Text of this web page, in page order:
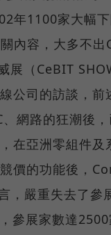
年1100家大幅
內容，大多不
展（CeBIT
公司的訪談，
網路的狂潮後
在亞洲零組件
價的功能後，
，嚴重失去了參
參展家數達